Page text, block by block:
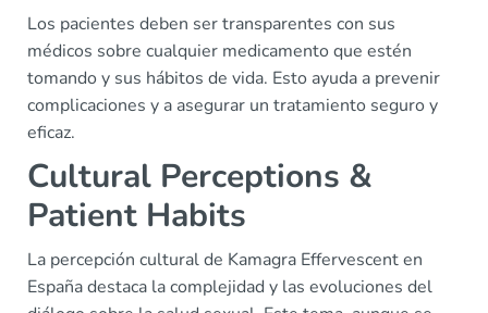
Los pacientes deben ser transparentes con sus
médicos sobre cualquier medicamento que estén
tomando y sus hábitos de vida. Esto ayuda a prevenir
complicaciones y a asegurar un tratamiento seguro y
eficaz.
Cultural Perceptions &
Patient Habits
La percepción cultural de Kamagra Effervescent en
España destaca la complejidad y las evoluciones del